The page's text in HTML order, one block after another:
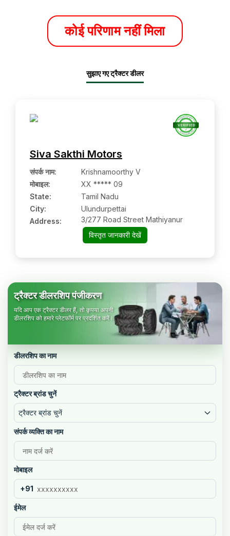
कोई परिणाम नहीं मिला
सुझाए गए ट्रैक्टर डीलर
Siva Sakthi Motors
संपर्क नाम:
Krishnamoorthy V
मोबाइल:
XX ***** 09
State:
Tamil Nadu
City:
Ulundurpettai
Address:
3/277 Road Street Mathiyanur
विस्तृत जानकारी देखें
ट्रैक्टर डीलरशिप पंजीकरण
यदि आप एक ट्रैक्टर डीलर हैं, तो कृपया अपनी
डीलरशिप को हमारे प्लेटफॉर्म पर प्रदर्शित करें।
डीलरशिप का नाम
ट्रैक्टर ब्रांड चुनें
ट्रैक्टर ब्रांड चुनें
संपर्क व्यक्ति का नाम
मोबाइल
+91
ईमेल